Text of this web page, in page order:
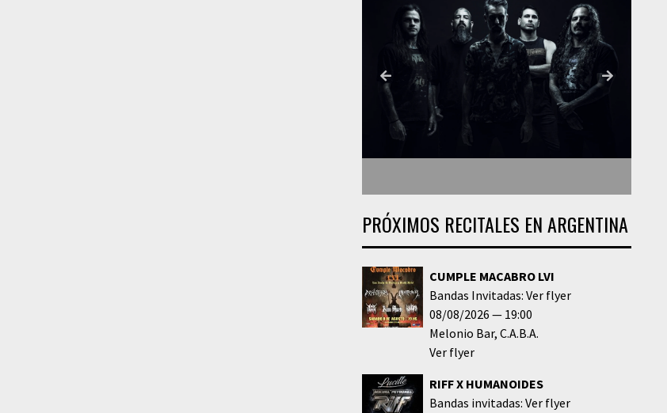
PRÓXIMOS RECITALES EN ARGENTINA
CUMPLE MACABRO LVI
Bandas Invitadas: Ver flyer
08/08/2026
19:00
Melonio Bar C.A.B.A.
Ver flyer
RIFF X HUMANOIDES
Bandas invitadas: Ver flyer